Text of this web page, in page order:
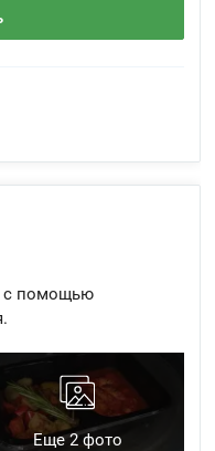
с помощью
Еще 2 фото